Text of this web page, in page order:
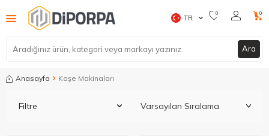
Ara
TR 0 0
Anasayfa Kaşe Makinaları
Filtre